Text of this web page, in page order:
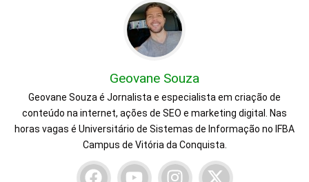
Geovane Souza
Geovane Souza é Jornalista e especialista em criação de
conteúdo na internet, ações de SEO e marketing digital. Nas
horas vagas é Universitário de Sistemas de Informação no IFBA
Campus de Vitória da Conquista.